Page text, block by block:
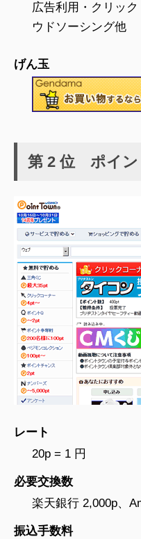
広告利用・クリッ
ウドソーシング他
げん玉
第 2 位 ポイン
レート
20p = 1 円
必要交換数
楽天銀行 2,000p、
振込手数料